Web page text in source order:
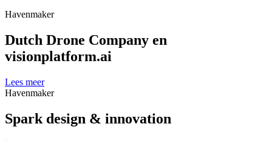
Havenmaker
Dutch Drone Company en
visionplatform.ai
Lees meer
Havenmaker
Spark design & innovation